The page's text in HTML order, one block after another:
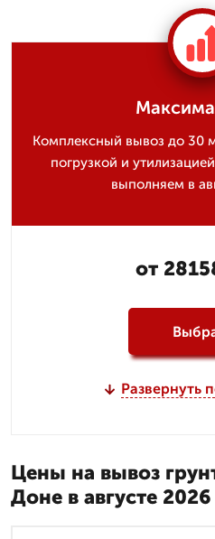
Комплексный вывоз до 30
погрузкой и
выполняем в
от
Развернуть
Цены на вывоз
Доне в августе 2026